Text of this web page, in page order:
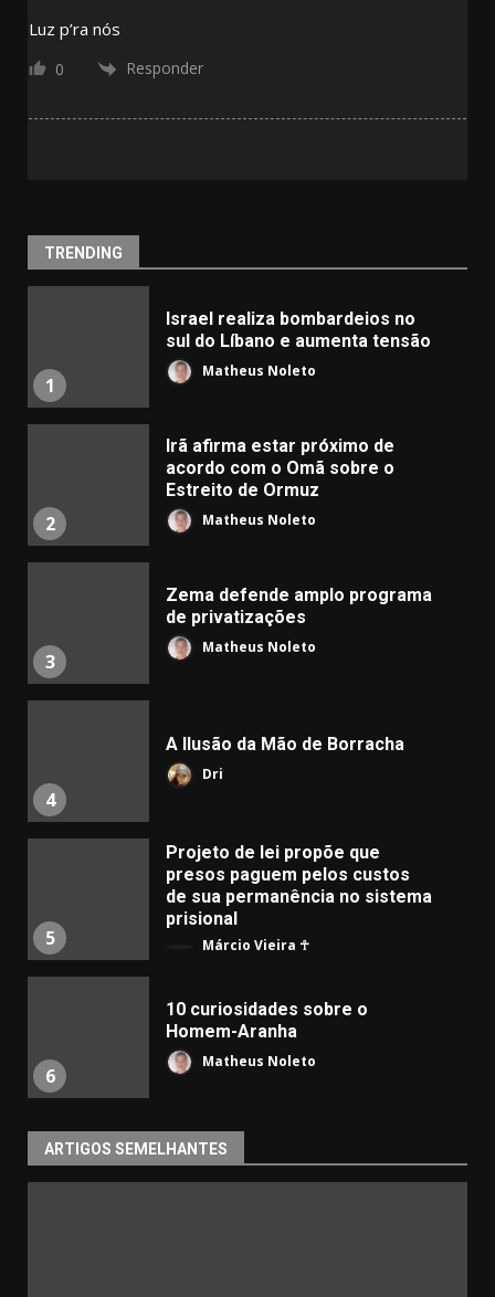
Luz p’ra nós
0 Responder
TRENDING
1
Israel realiza bombardeios no
sul do Líbano e aumenta tensão
Matheus Noleto
2
Irã afirma estar próximo de
acordo com o Omã sobre o
Estreito de Ormuz
Matheus Noleto
3
Zema defende amplo programa
de privatizações
Matheus Noleto
4
A Ilusão da Mão de Borracha
Dri
5
Projeto de lei propõe que
presos paguem pelos custos
de sua permanência no sistema
prisional
Márcio Vieira ☥
6
10 curiosidades sobre o
Homem-Aranha
Matheus Noleto
ARTIGOS SEMELHANTES